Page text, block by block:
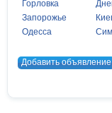
Горловка
Запорожье
Одесса
Добавить объявление